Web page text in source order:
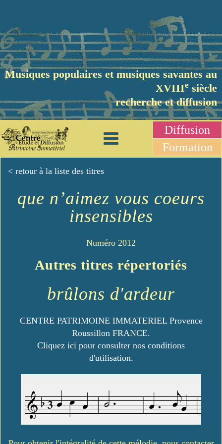
Musiques populaires et musiques savantes au
XVIIIe siècle
recherche et diffusion
Diffusion
Formation
< retour à la liste des titres
que n’aimez vous coeurs
insensibles
Numéro 2012
Autres titres répertoriés
brûlons d'ardeur
CENTRE PATRIMOINE IMMATERIEL Provence
Roussillon FRANCE.
Cliquez ici pour consulter nos conditions
d'utilisation.